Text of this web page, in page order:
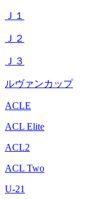
Ｊ１
Ｊ２
Ｊ３
ルヴァンカップ
ACLE
ACL Elite
ACL2
ACL Two
U-21